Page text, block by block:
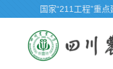
国家“211工程”重